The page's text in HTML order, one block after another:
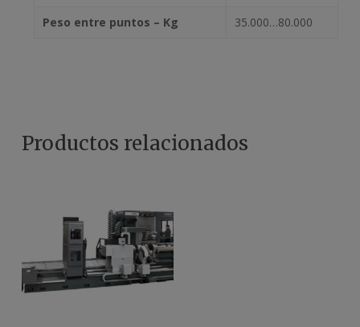
Peso entre puntos – Kg 35.000…80.000
Productos relacionados